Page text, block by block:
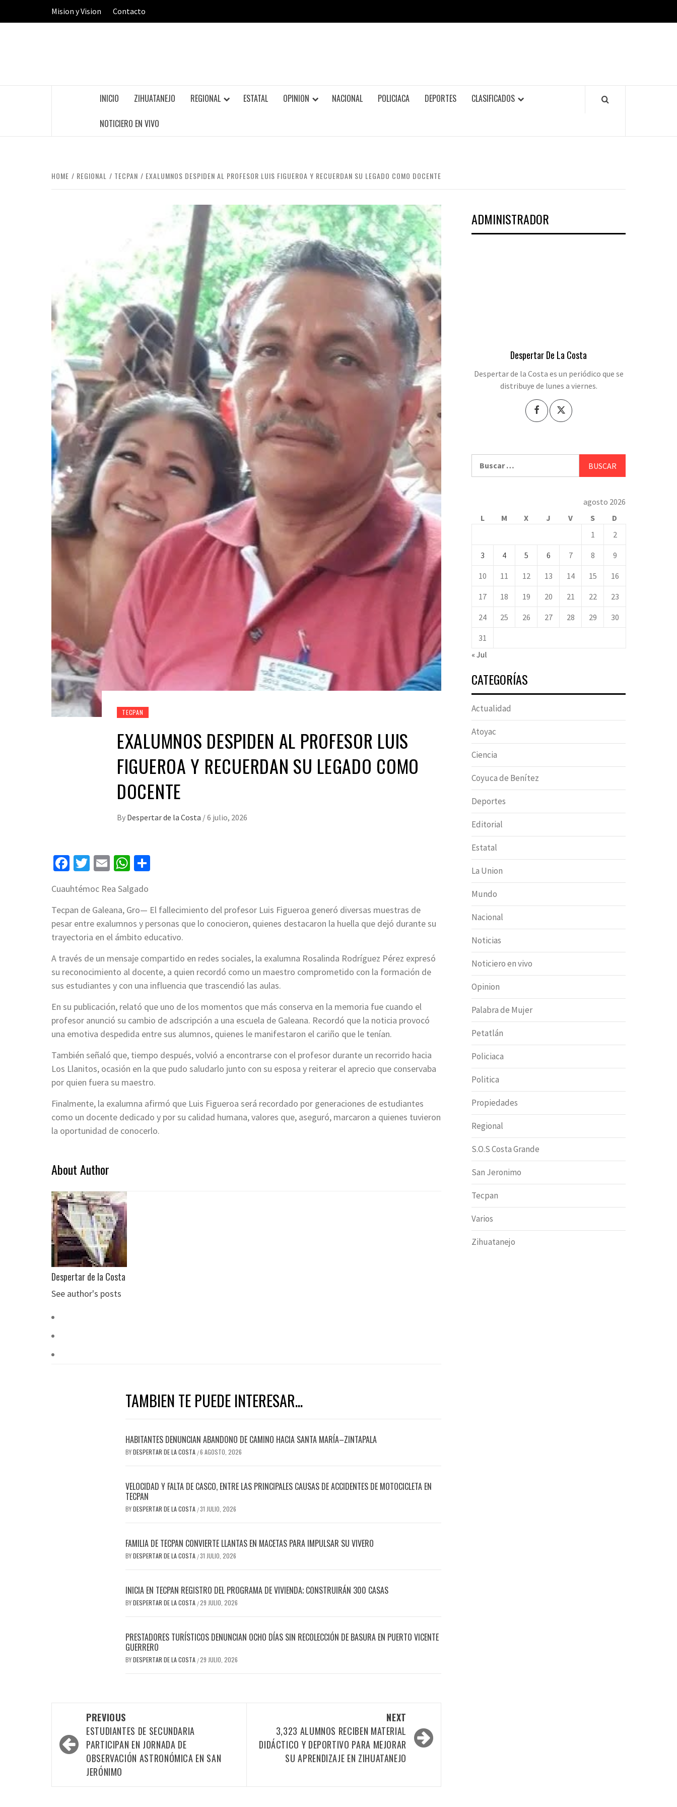
Mision y Vision Contacto
INICIO ZIHUATANEJO REGIONAL ESTATAL OPINION NACIONAL POLICIACA DEPORTES CLASIFICADOS
NOTICIERO EN VIVO
HOME REGIONAL TECPAN EXALUMNOS DESPIDEN AL PROFESOR LUIS FIGUEROA Y RECUERDAN SU LEGADO COMO DOCENTE
TECPAN
EXALUMNOS DESPIDEN AL PROFESOR LUIS
FIGUEROA Y RECUERDAN SU LEGADO COMO
DOCENTE
By Despertar de la Costa /6 julio, 2026
Facebook
Twitter
EmailWhatsApp
Cuauhtémoc Rea Salgado
Tecpan de Galeana, Gro— El fallecimiento del profesor Luis Figueroa generó diversas muestras de
pesar entre exalumnos y personas que lo conocieron, quienes destacaron la huella que dejó durante su
trayectoria en el ámbito educativo.
A través de un mensaje compartido en redes sociales, la exalumna Rosalinda Rodríguez Pérez expresó
su reconocimiento al docente, a quien recordó como un maestro comprometido con la formación de
sus estudiantes y con una influencia que trascendió las aulas.
En su publicación, relató que uno de los momentos que más conserva en la memoria fue cuando el
profesor anunció su cambio de adscripción a una escuela de Galeana. Recordó que la noticia provocó
una emotiva despedida entre sus alumnos, quienes le manifestaron el cariño que le tenían.
También señaló que, tiempo después, volvió a encontrarse con el profesor durante un recorrido hacia
Los Llanitos, ocasión en la que pudo saludarlo junto con su esposa y reiterar el aprecio que conservaba
por quien fuera su maestro.
Finalmente, la exalumna afirmó que Luis Figueroa será recordado por generaciones de estudiantes
como un docente dedicado y por su calidad humana, valores que, aseguró, marcaron a quienes tuvieron
la oportunidad de conocerlo.
About Author
Despertar de la Costa
See author's posts
TAMBIEN TE PUEDE INTERESAR...
HABITANTES DENUNCIAN ABANDONO DE CAMINO HACIA SANTA MARÍA–ZINTAPALA
BYDESPERTAR DE LA COSTA /6 AGOSTO, 2026
VELOCIDAD Y FALTA DE CASCO, ENTRE LAS PRINCIPALES CAUSAS DE ACCIDENTES DE MOTOCICLETA EN
TECPAN
BYDESPERTAR DE LA COSTA /31 JULIO, 2026
FAMILIA DE TECPAN CONVIERTE LLANTAS EN MACETAS PARA IMPULSAR SU VIVERO
BYDESPERTAR DE LA COSTA /31 JULIO, 2026
INICIA EN TECPAN REGISTRO DEL PROGRAMA DE VIVIENDA; CONSTRUIRÁN 300 CASAS
BYDESPERTAR DE LA COSTA /29 JULIO, 2026
PRESTADORES TURÍSTICOS DENUNCIAN OCHO DÍAS SIN RECOLECCIÓN DE BASURA EN PUERTO VICENTE
GUERRERO
BYDESPERTAR DE LA COSTA /29 JULIO, 2026
navigation
PREVIOUS
ESTUDIANTES DE SECUNDARIA
PARTICIPAN EN JORNADA DE
OBSERVACIÓN ASTRONÓMICA EN SAN
JERÓNIMO
NEXT
3,323 ALUMNOS RECIBEN MATERIAL
DIDÁCTICO Y DEPORTIVO PARA MEJORAR
SU APRENDIZAJE EN ZIHUATANEJO
ADMINISTRADOR
Despertar De La Costa
Despertar de la Costa es un periódico que se
distribuye de lunes a viernes.
agosto 2026
L
M X J V S
D
1
2
3 4 5 6 7 8 9
10 11 12 13 14 15 16
17 18 19 20 21 22 23
24 25 26 27 28 29 30
31
« Jul
CATEGORÍAS
Actualidad
Atoyac
Ciencia
Coyuca de Benítez
Deportes
Editorial
Estatal
La Union
Mundo
Nacional
Noticias
Noticiero en vivo
Opinion
Palabra de Mujer
Petatlán
Policiaca
Politica
Propiedades
Regional
S.O.S Costa Grande
San Jeronimo
Tecpan
Varios
Zihuatanejo